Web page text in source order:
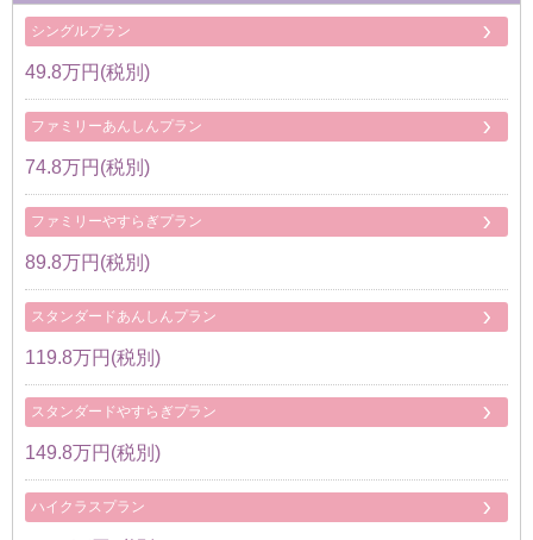
シングルプラン
49.8万円(税別)
ファミリーあんしんプラン
74.8万円(税別)
ファミリーやすらぎプラン
89.8万円(税別)
スタンダードあんしんプラン
119.8万円(税別)
スタンダードやすらぎプラン
149.8万円(税別)
ハイクラスプラン